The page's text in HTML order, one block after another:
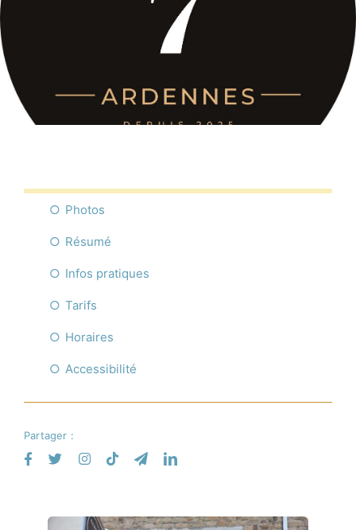
Infos pratique
Photos
Résumé
Infos pratiques
Tarifs
Horaires
Accessibilité
Partager :